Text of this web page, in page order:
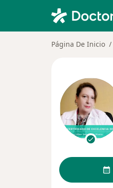
Página De Inicio